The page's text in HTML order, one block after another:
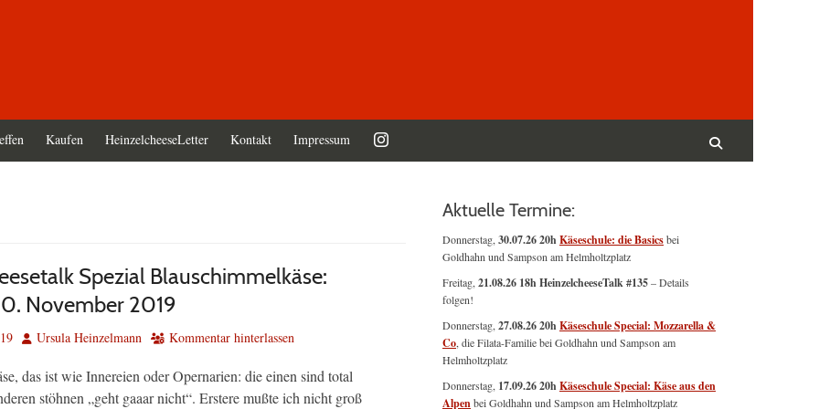
Kaufen HeinzelcheeseLetter Kontakt Impressum
Spezial Blauschimmelkäse:
November 2019
AutorUrsula Heinzelmann Kommentar hinterlassen
das ist wie Innereien oder Opernarien: die einen sind total
stöhnen „geht gaaar nicht“. Erstere mußte ich nicht groß
Aktuelle Termine:
Donnerstag, 30.07.26 20hKäseschule: die Basicsbei
Goldhahn und Sampson am Helmholtzplatz
Freitag, 21.08.26 18h HeinzelcheeseTalk #135– Details
folgen!
Donnerstag, 27.08.26 20hKäseschule Special: Mozzarella &
Co , die Filata-Familie bei Goldhahn und Sampson am
Helmholtzplatz
Donnerstag, 17.09.26 20hKäseschule Special: Käse aus den
Alpenbei Goldhahn und Sampson am Helmholtzplatz